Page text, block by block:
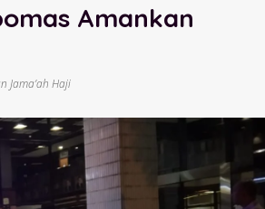
Amankan
Jama’ah Haji